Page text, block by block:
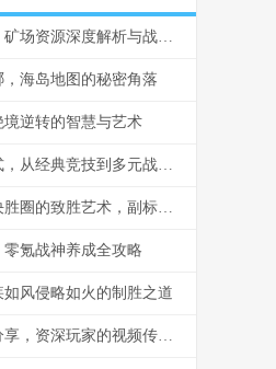
和平精英矿场有什么物资，矿场资源深度解析与战术指南
海岛地图的秘密角落
逆转的智慧与艺术
和平精英怎么更换其他模式，从经典竞技到多元战场的自由切换
和平精英后期卡点教学，决胜圈的致胜艺术，副标题，决赛圈意识与战术执行精要
氪战神养成全攻略
风侵略如火的制胜之道
王者荣耀保存的视频怎么分享，资深玩家的视频传播指南